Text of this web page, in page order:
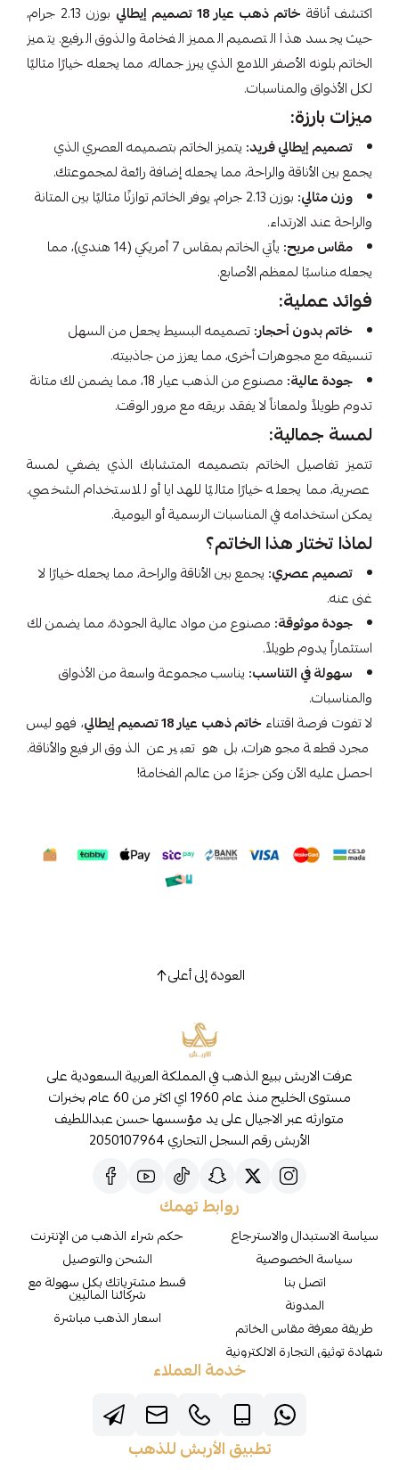
اكتشف أناقة خاتم ذهب عيار 18 تصميم إيطالي
بوزن 2.13 جرام،
حيث يجسد هذا التصميم المميز الفخامة والذوق الرفيع. يتميز
الخاتم بلونه الأصفر اللامع الذي يبرز جماله، مما يجعله خيارًا مثاليًا
لكل الأذواق والمناسبات.
ميزات بارزة:
تصميم إيطالي فريد: يتميز الخاتم بتصميمه العصري الذي
يجمع بين الأناقة والراحة، مما يجعله إضافة رائعة لمجموعتك.
وزن مثالي:
بوزن 2.13 جرام، يوفر الخاتم توازنًا مثاليًا بين المتانة
والراحة عند الارتداء.
مقاس مريح:
يأتي الخاتم بمقاس 7 أمريكي (14 هندي)، مما
يجعله مناسبًا لمعظم الأصابع.
فوائد عملية:
خاتم بدون أحجار:تصميمه البسيط يجعل من السهل
تنسيقه مع مجوهرات أخرى، مما يعزز من جاذبيته.
جودة عالية:
مصنوع من الذهب عيار 18، مما يضمن لك متانة
تدوم طويلاً ولمعاناً لا يفقد بريقه مع مرور الوقت.
لمسة جمالية:
تتميز تفاصيل الخاتم بتصميمه المتشابك الذي يضفي لمسة
عصرية، مما يجعله خيارًا مثاليًا للهدايا أو للاستخدام الشخصي.
يمكن استخدامه في المناسبات الرسمية أو اليومية.
لماذا تختار هذا الخاتم؟
تصميم عصري: يجمع بين الأناقة والراحة، مما يجعله خيارًا لا
غنى عنه.
جودة موثوقة: مصنوع من مواد عالية الجودة، مما يضمن لك
استثماراً يدوم طويلاً.
سهولة في التناسب: يناسب مجموعة واسعة من الأذواق
والمناسبات.
لا تفوت فرصة اقتناء خاتم ذهب عيار 18 تصميم إيطالي
، فهو ليس
مجرد قطعة مجوهرات، بل هو تعبير عن الذوق الرفيع والأناقة.
احصل عليه الآن وكن جزءًا من عالم الفخامة!
العودة إلى أعلى
عرفت الاربش ببيع الذهب في المملكة العربية السعودية على
مستوى الخليج منذ عام 1960 اي اكثر من 60 عام بخبرات
متوارثه عبر الاجيال على يد مؤسسها حسن عبداللطيف
الأربش رقم السجل التجاري 2050107964
روابط تهمك
سياسة الاستبدال والاسترجاع
سياسة الخصوصية
اتصل بنا
المدونة
طريقة معرفة مقاس الخاتم
شهادة توثيق التجارة الالكترونية
حكم شراء الذهب من الإنترنت
الشحن والتوصيل
قسط مشترياتك بكل سهولة مع
شركائنا الماليين
اسعار الذهب مباشرة
خدمة العملاء
تطبيق الأربش للذهب